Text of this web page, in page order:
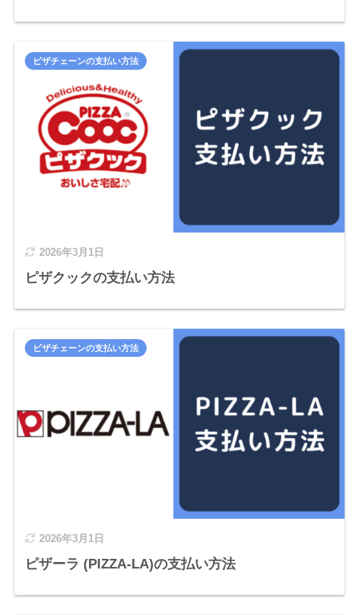
2026年3月1日
ピザクックの支払い方法
ピザチェーンの支払い方法
2026年3月1日
ピザーラ (PIZZA-LA)の支払い方法
ピザチェーンの支払い方法